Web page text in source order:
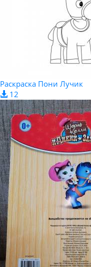
Раскраска Пони Лучик
12